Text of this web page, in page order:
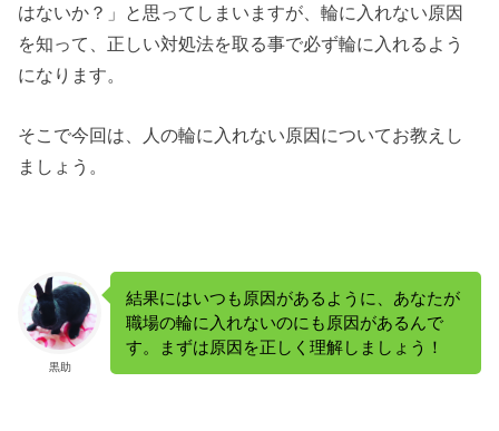
はないか？」と思ってしまいますが、輪に入れない原因
を知って、正しい対処法を取る事で必ず輪に入れるよう
になります。
そこで今回は、人の輪に入れない原因についてお教えし
ましょう。
黒助
結果にはいつも原因があるように、あなたが
職場の輪に入れないのにも原因があるんで
す。まずは原因を正しく理解しましょう！